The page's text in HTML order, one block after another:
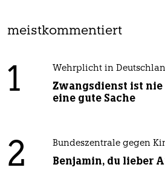
meistkommentiert
1 Wehrplicht in
Zwangsdienst ist
eine gute Sache
2 Bundeszentrale gegen
Benjamin, du lieber